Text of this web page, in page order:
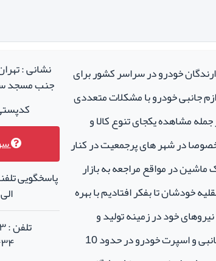
خودرو در سراسر کشور برای
جانبی خودرو با مشکلات متعددی
جمله مشاهده یکجای تنوع کالا و
در شهر های پرجمعیت در کنار
ماشین در مواقع مراجعه به بازار
خودشان تا بفکر افتادیم با بهره
خود در زمینه تولید و
فروش لوازم جانبی و اسپرت خودرو در حدود 10
نشانی :
جنب مسجد
کدپستی:
الی۱۹ میباشد.